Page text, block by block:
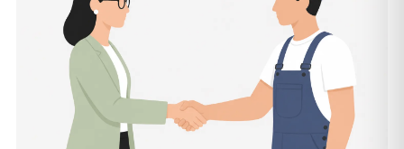
Entrümpler aus Kaufbeuren zum Vergleichen. Bezahlt wird
nur der Entrümpler, den Sie selbst auswählen.
Was kostet die Entrümpelung einer normalen
Wohnung in Kaufbeuren?
Für eine durchschnittliche Wohnung mit rund 65 m² liegen
die Kosten in Kaufbeuren bei etwa 1.840 €, das entspricht
im Schnitt rund 33,4 € je Quadratmeter. Zugänglichkeit